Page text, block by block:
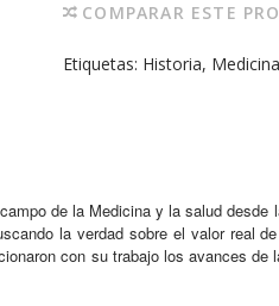
COMPARAR ESTE
Etiquetas: Historia, Medicina
de la Medicina y la salud desde
la verdad sobre el valor real
con su trabajo los avances de